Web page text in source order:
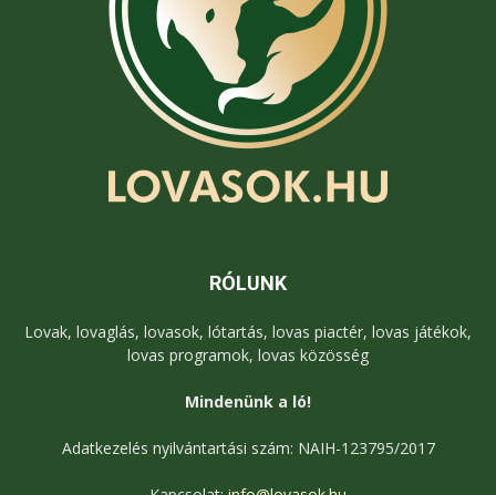
RÓLUNK
Lovak, lovaglás, lovasok, lótartás, lovas piactér, lovas játékok,
lovas programok, lovas közösség
Mindenünk a ló!
Adatkezelés nyilvántartási szám: NAIH-123795/2017